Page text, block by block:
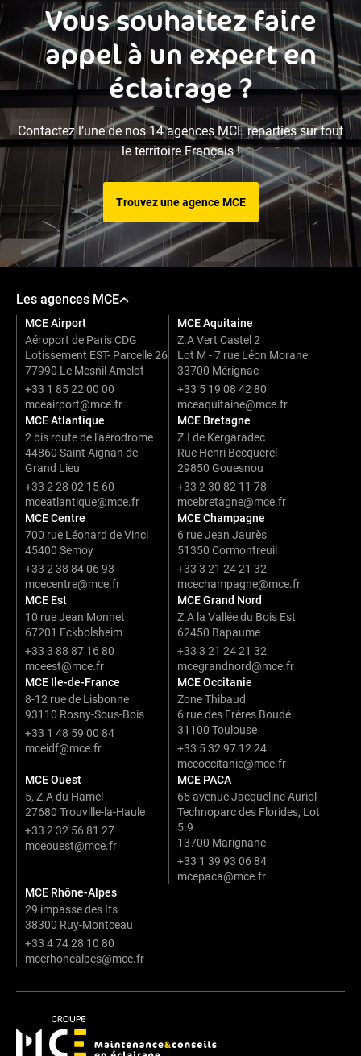
Vous souhaitez faire
appel à un expert en
éclairage ?
Contactez l’une de nos 14 agences MCE réparties sur tout
le territoire Français !
Trouvez une agence MCE
Les agences MCE
MCE Airport
Aéroport de Paris CDG
Lotissement EST- Parcelle 26
77990 Le Mesnil Amelot
+33 1 85 22 00 00
mceairport@mce.fr
MCE Aquitaine
Z.A Vert Castel 2
Lot M - 7 rue Léon Morane
33700 Mérignac
+33 5 19 08 42 80
mceaquitaine@mce.fr
MCE Atlantique
2 bis route de l'aérodrome
44860 Saint Aignan de
Grand Lieu
+33 2 28 02 15 60
mceatlantique@mce.fr
MCE Bretagne
Z.I de Kergaradec
Rue Henri Becquerel
29850 Gouesnou
+33 2 30 82 11 78
mcebretagne@mce.fr
MCE Centre
700 rue Léonard de Vinci
45400 Semoy
+33 2 38 84 06 93
mcecentre@mce.fr
MCE Champagne
6 rue Jean Jaurès
51350 Cormontreuil
+33 3 21 24 21 32
mcechampagne@mce.fr
MCE Est
10 rue Jean Monnet
67201 Eckbolsheim
+33 3 88 87 16 80
mceest@mce.fr
MCE Grand Nord
Z.A la Vallée du Bois Est
62450 Bapaume
+33 3 21 24 21 32
mcegrandnord@mce.fr
MCE Ile-de-France
8-12 rue de Lisbonne
93110 Rosny-Sous-Bois
+33 1 48 59 00 84
mceidf@mce.fr
MCE Occitanie
Zone Thibaud
6 rue des Frères Boudé
31100 Toulouse
+33 5 32 97 12 24
mceoccitanie@mce.fr
MCE Ouest
5, Z.A du Hamel
27680 Trouville-la-Haule
+33 2 32 56 81 27
mceouest@mce.fr
MCE PACA
65 avenue Jacqueline Auriol
Technoparc des Florides, Lot
5.9
13700 Marignane
+33 1 39 93 06 84
mcepaca@mce.fr
MCE Rhône-Alpes
29 impasse des Ifs
38300 Ruy-Montceau
+33 4 74 28 10 80
mcerhonealpes@mce.fr